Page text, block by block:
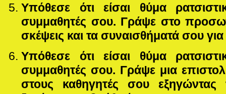
Υπόθεσε ότι είσαι θύμα
συμμαθητές σου. Γράψε στο
σκέψεις και τα συναισθήματά σου
Υπόθεσε ότι είσαι θύμα
συμμαθητές σου. Γράψε μια
στους καθηγητές σου εξηγώντας